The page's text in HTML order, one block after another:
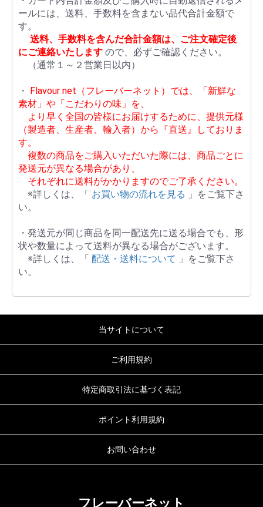
ールには、送料、手数料を含まない品代合計金額で
す。
送料、手数料を含んだ合計金額は、ご注文確定後
にご連絡いたします ので、必ずご確認ください。
（通常１～２営業日以内）
・ Flavour net（フレーバーネット）では、「新鮮な
素材」や「こだわりの味」を、
より早く全国の皆様にお届けするために、提供元様
（製造者、生産者、輸入者）から『直送』しておりま
す。
複数の商品をご購入いただいた際には、商品ごとに
発送元が異なる場合があり、
それぞれに送料がかかりますのでご了承ください。
※詳しくは、「 お買い物の流れを見る
」をご覧下さ
い。
・発送元が同じ商品を同一配送先に送る場合でも、形
状や数量によって送料が異なる場合がございます。
※詳しくは、「 配送・送料について
」をご覧下さ
い。
当サイトについて
ご利用規約
特定商取引法に基づく表記
ポイント利用規約
お問い合わせ
フレーバーネット